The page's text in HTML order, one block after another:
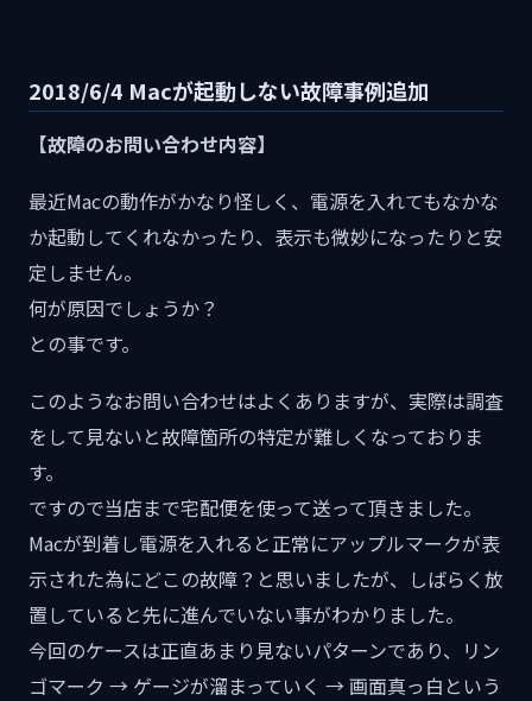
2018/6/4 Macが起動しない故障事例追加
【故障のお問い合わせ内容】
最近Macの動作がかなり怪しく、電源を入れてもなかな
か起動してくれなかったり、表示も微妙になったりと安
定しません。
何が原因でしょうか？
との事です。
このようなお問い合わせはよくありますが、実際は調査
をして見ないと故障箇所の特定が難しくなっておりま
す。
ですので当店まで宅配便を使って送って頂きました。
Macが到着し電源を入れると正常にアップルマークが表
示された為にどこの故障？と思いましたが、しばらく放
置していると先に進んでいない事がわかりました。
今回のケースは正直あまり見ないパターンであり、リン
ゴマーク → ゲージが溜まっていく → 画面真っ白という